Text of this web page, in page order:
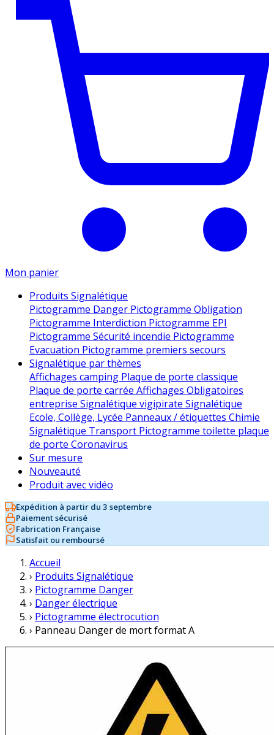
Mon panier
Produits Signalétique
Pictogramme Danger Pictogramme Obligation
Pictogramme Interdiction Pictogramme EPI
Pictogramme Sécurité incendie Pictogramme
Evacuation Pictogramme premiers secours
Signalétique par thèmes
Affichages camping Plaque de porte classique
Plaque de porte carrée Affichages Obligatoires
entreprise Signalétique vigipirate Signalétique
Ecole, Collège, Lycée Panneaux / étiquettes Chimie
Signalétique Transport Pictogramme toilette plaque
de porte Coronavirus
Sur mesure
Nouveauté
Produit avec vidéo
Expédition à partir du 3 septembre
Paiement sécurisé
Fabrication Française
Satisfait ou remboursé
Accueil
› Produits Signalétique
› Pictogramme Danger
› Danger électrique
› Pictogramme électrocution
› Panneau Danger de mort format A